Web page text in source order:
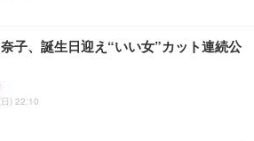
子、誕生日迎え“いい女”カット連続公
) 22:10